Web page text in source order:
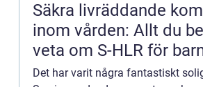
Säkra livräddande
inom vården: Allt du
veta om S-HLR för
Det har varit några fantastiskt